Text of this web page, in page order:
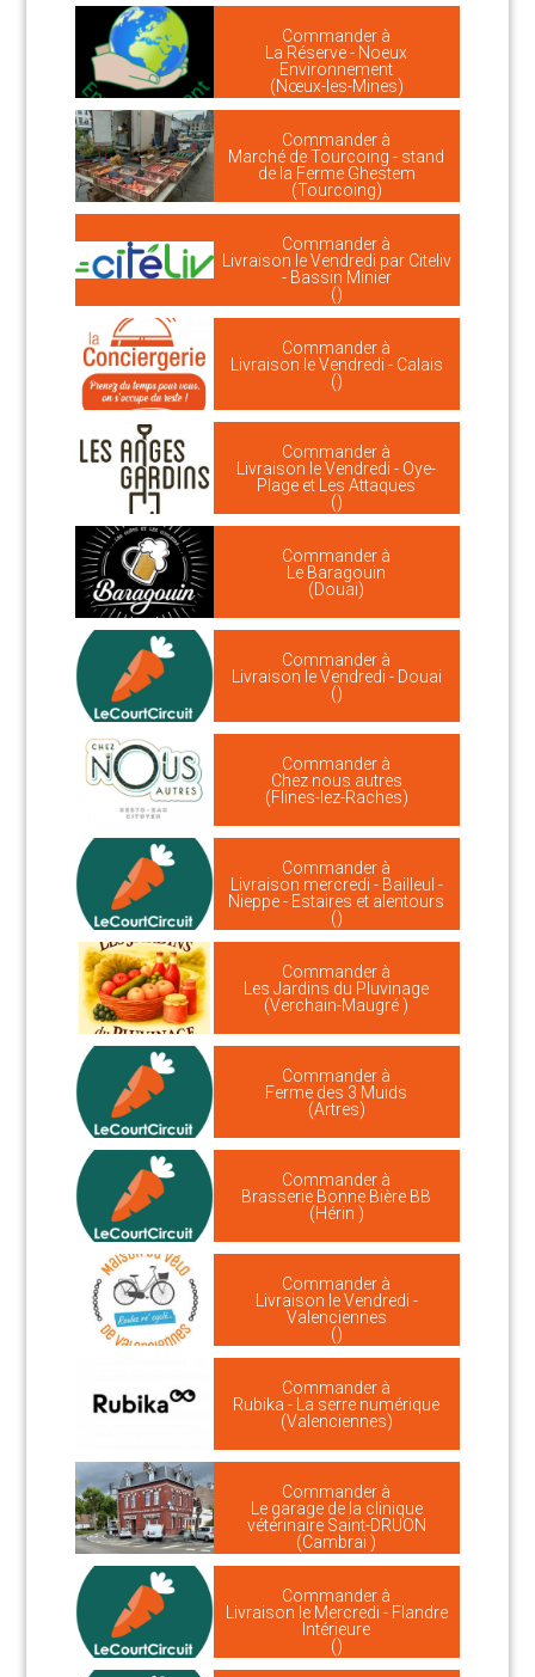
Commander à
La Réserve - Noeux
Environnement
(Nœux-les-Mines)
Commander à
Marché de Tourcoing - stand
de la Ferme Ghestem
(Tourcoing)
Commander à
Livraison le Vendredi par Citeliv
- Bassin Minier
()
Commander à
Livraison le Vendredi - Calais
()
Commander à
Livraison le Vendredi - Oye-
Plage et Les Attaques
()
Commander à
Le Baragouin
(Douai)
Commander à
Livraison le Vendredi - Douai
()
Commander à
Chez nous autres
(Flines-lez-Raches)
Commander à
Livraison mercredi - Bailleul -
Nieppe - Estaires et alentours
()
Commander à
Les Jardins du Pluvinage
(Verchain-Maugré )
Commander à
Ferme des 3 Muids
(Artres)
Commander à
Brasserie Bonne Bière BB
(Hérin )
Commander à
Livraison le Vendredi -
Valenciennes
()
Commander à
Rubika - La serre numérique
(Valenciennes)
Commander à
Le garage de la clinique
vétérinaire Saint-DRUON
(Cambrai )
Commander à
Livraison le Mercredi - Flandre
Intérieure
()